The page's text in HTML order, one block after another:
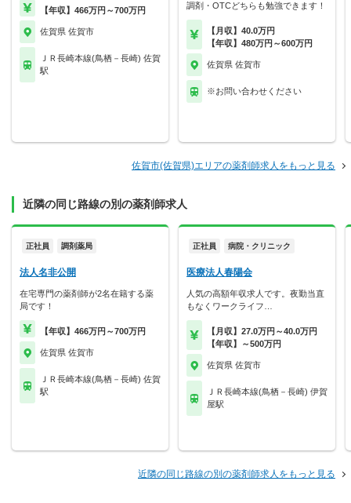
【年収】466万円～700万円
佐賀県 佐賀市
ＪＲ長崎本線(鳥栖－長崎) 佐賀
駅
調剤・OTCどちらも勉強できます！
【月収】40.0万円
【年収】480万円～600万円
佐賀県 佐賀市
※お問い合わせください
佐賀市(佐賀県)エリアの薬剤師求人をもっと見る
近隣の同じ路線の別の薬剤師求人
正社員 調剤薬局
法人名非公開
在宅専門の薬剤師が2名在籍する薬
局です！
【年収】466万円～700万円
佐賀県 佐賀市
ＪＲ長崎本線(鳥栖－長崎) 佐賀
駅
正社員 病院・クリニック
医療法人春陽会
人気の高額年収求人です。夜勤当直
もなくワークライフ…
【月収】27.0万円～40.0万円
【年収】～500万円
佐賀県 佐賀市
ＪＲ長崎本線(鳥栖－長崎) 伊賀
屋駅
近隣の同じ路線の別の薬剤師求人をもっと見る